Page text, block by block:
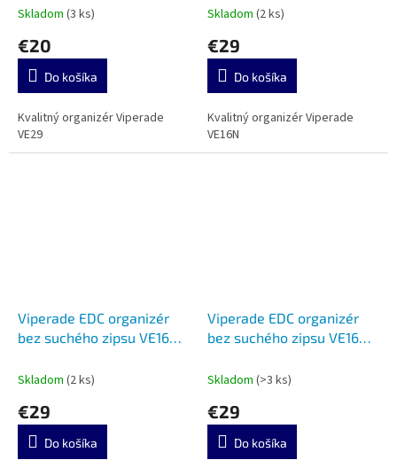
Skladom (3 ks)
€20
Do košíka
Kvalitný organizér Viperade
VE29
Skladom (2 ks)
€29
Do košíka
Kvalitný organizér Viperade
VE16N
Viperade EDC organizér
bez suchého zipsu VE16N-
Skladom (2 ks)
€29
Do košíka
Viperade EDC organizér
bez suchého zipsu VE16N-
Skladom (>3 ks)
€29
Do košíka